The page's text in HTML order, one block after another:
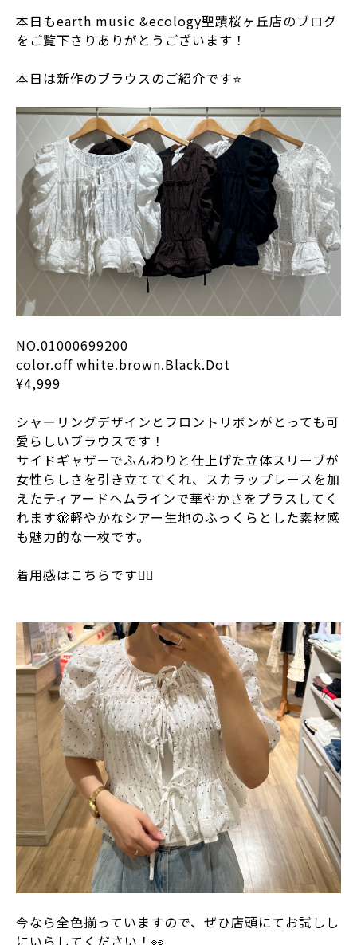
本日もearth music &ecology聖蹟桜ヶ丘店のブログ
をご覧下さりありがとうございます！
本日は新作のブラウスのご紹介です⭐️
NO.01000699200
color.off white.brown.Black.Dot
¥4,999
シャーリングデザインとフロントリボンがとっても可
愛らしいブラウスです！
サイドギャザーでふんわりと仕上げた立体スリーブが
女性らしさを引き立ててくれ、スカラップレースを加
えたティアードヘムラインで華やかさをプラスしてく
れます🫣軽やかなシアー生地のふっくらとした素材感
も魅力的な一枚です。
着用感はこちらです💁‍♀️
今なら全色揃っていますので、ぜひ店頭にてお試しし